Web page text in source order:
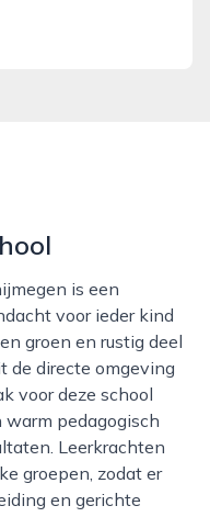
voor ieder kind
groen en rustig deel
de directe omgeving
voor deze school
pedagogisch
Leerkrachten
groepen, zodat er
en gerichte